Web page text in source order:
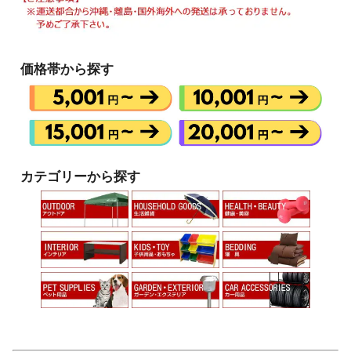
価格帯から探す
カテゴリーから探す